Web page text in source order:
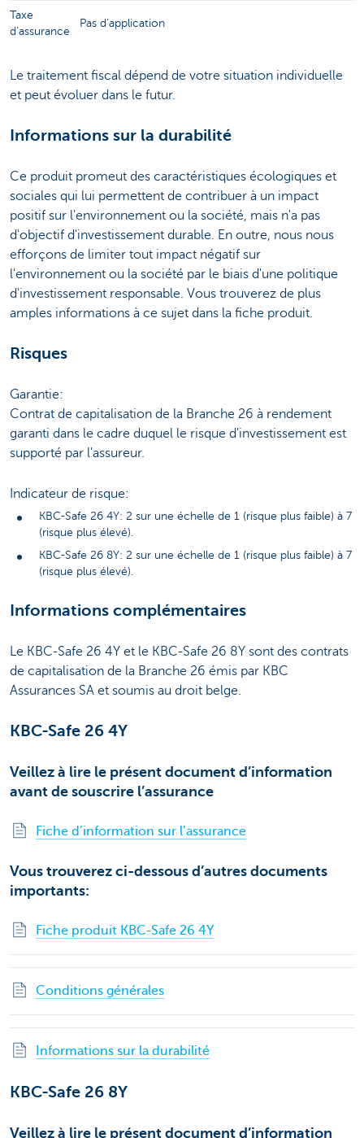
Taxe
d’assurance
Pas d’application
Le traitement fiscal dépend de votre situation individuelle
et peut évoluer dans le futur.
Informations sur la durabilité
Ce produit promeut des caractéristiques écologiques et
sociales qui lui permettent de contribuer à un impact
positif sur l'environnement ou la société, mais n'a pas
d'objectif d'investissement durable. En outre, nous nous
efforçons de limiter tout impact négatif sur
l'environnement ou la société par le biais d'une politique
d'investissement responsable. Vous trouverez de plus
amples informations à ce sujet dans la fiche produit.
Risques
Garantie:
Contrat de capitalisation de la Branche 26 à rendement
garanti dans le cadre duquel le risque d'investissement est
supporté par l'assureur.
Indicateur de risque:
KBC-Safe 26 4Y: 2 sur une échelle de 1 (risque plus faible) à 7
(risque plus élevé).
KBC-Safe 26 8Y: 2 sur une échelle de 1 (risque plus faible) à 7
(risque plus élevé).
Informations complémentaires
Le KBC-Safe 26 4Y et le KBC-Safe 26 8Y sont des contrats
de capitalisation de la Branche 26 émis par KBC
Assurances SA et soumis au droit belge.
KBC-Safe 26 4Y
Veillez à lire le présent document d’information
avant de souscrire l’assurance
Fiche d’information sur l’assurance
Vous trouverez ci-dessous d’autres documents
importants:
Fiche produit KBC-Safe 26 4Y
Conditions générales
Informations sur la durabilité
KBC-Safe 26 8Y
Veillez à lire le présent document d’information